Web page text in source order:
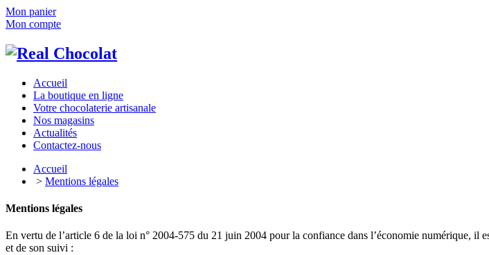
Mon panier
Mon compte
Accueil
La boutique en ligne
Votre chocolaterie artisanale
Nos magasins
Actualités
Contactez-nous
Accueil
> Mentions légales
Mentions légales
En vertu de l’article 6 de la loi n° 2004-575 du 21 juin 2004 pour la confiance dans l’économie numérique, il
et de son suivi :